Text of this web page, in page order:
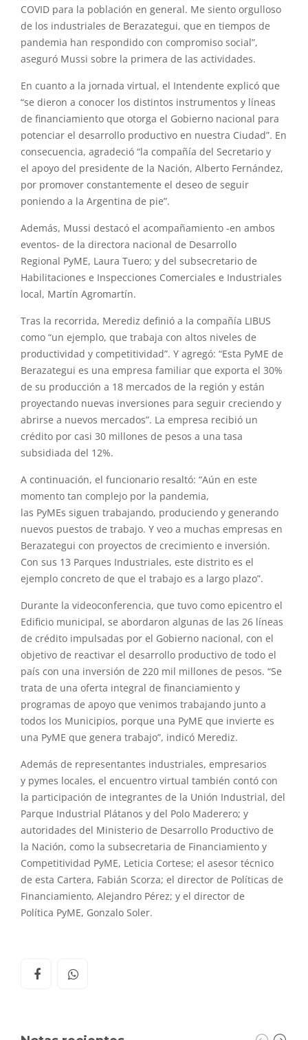
COVID para la población en general. Me siento orgulloso
de los industriales de Berazategui, que en tiempos de
pandemia han respondido con compromiso social”,
aseguró Mussi sobre la primera de las actividades.
En cuanto a la jornada virtual, el Intendente explicó que
“se dieron a conocer los distintos instrumentos y líneas
de financiamiento que otorga el Gobierno nacional para
potenciar el desarrollo productivo en nuestra Ciudad”. En
consecuencia, agradeció “la compañía del Secretario y
el apoyo del presidente de la Nación, Alberto Fernández,
por promover constantemente el deseo de seguir
poniendo a la Argentina de pie”.
Además, Mussi destacó el acompañamiento -en ambos
eventos- de la directora nacional de Desarrollo
Regional PyME, Laura Tuero; y del subsecretario de
Habilitaciones e Inspecciones Comerciales e Industriales
local, Martín Agromartín.
Tras la recorrida, Merediz definió a la compañía LIBUS
como “un ejemplo, que trabaja con altos niveles de
productividad y competitividad”. Y agregó: “Esta PyME de
Berazategui es una empresa familiar que exporta el 30%
de su producción a 18 mercados de la región y están
proyectando nuevas inversiones para seguir creciendo y
abrirse a nuevos mercados”. La empresa recibió un
crédito por casi 30 millones de pesos a una tasa
subsidiada del 12%.
A continuación, el funcionario resaltó: “Aún en este
momento tan complejo por la pandemia,
las PyMEs siguen trabajando, produciendo y generando
nuevos puestos de trabajo. Y veo a muchas empresas en
Berazategui con proyectos de crecimiento e inversión.
Con sus 13 Parques Industriales, este distrito es el
ejemplo concreto de que el trabajo es a largo plazo”.
Durante la videoconferencia, que tuvo como epicentro el
Edificio municipal, se abordaron algunas de las 26 líneas
de crédito impulsadas por el Gobierno nacional, con el
objetivo de reactivar el desarrollo productivo de todo el
país con una inversión de 220 mil millones de pesos. “Se
trata de una oferta integral de financiamiento y
programas de apoyo que venimos trabajando junto a
todos los Municipios, porque una PyME que invierte es
una PyME que genera trabajo”, indicó Merediz.
Además de representantes industriales, empresarios
y pymes locales, el encuentro virtual también contó con
la participación de integrantes de la Unión Industrial, del
Parque Industrial Plátanos y del Polo Maderero; y
autoridades del Ministerio de Desarrollo Productivo de
la Nación, como la subsecretaria de Financiamiento y
Competitividad PyME, Leticia Cortese; el asesor técnico
de esta Cartera, Fabián Scorza; el director de Políticas de
Financiamiento, Alejandro Pérez; y el director de
Política PyME, Gonzalo Soler.